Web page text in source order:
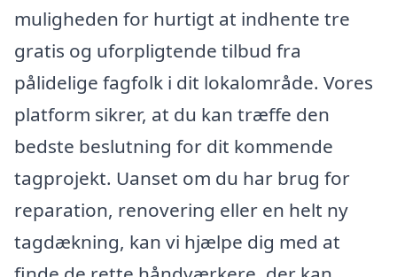
muligheden for hurtigt at indhente tre
gratis og uforpligtende tilbud fra
pålidelige fagfolk i dit lokalområde. Vores
platform sikrer, at du kan træffe den
bedste beslutning for dit kommende
tagprojekt. Uanset om du har brug for
reparation, renovering eller en helt ny
tagdækning, kan vi hjælpe dig med at